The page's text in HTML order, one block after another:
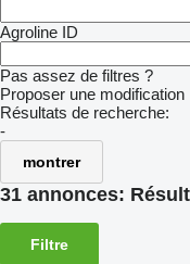
Agroline ID
Pas assez de filtres ?
Proposer une modification
Résultats de recherche:
-
montrer
31 annonces:
Filtre